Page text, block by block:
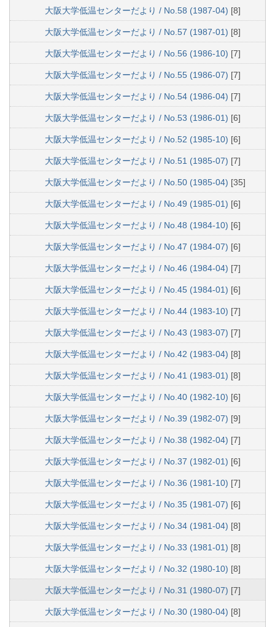
大阪大学低温センターだより / No.58 (1987-04) [8]
大阪大学低温センターだより / No.57 (1987-01) [8]
大阪大学低温センターだより / No.56 (1986-10) [7]
大阪大学低温センターだより / No.55 (1986-07) [7]
大阪大学低温センターだより / No.54 (1986-04) [7]
大阪大学低温センターだより / No.53 (1986-01) [6]
大阪大学低温センターだより / No.52 (1985-10) [6]
大阪大学低温センターだより / No.51 (1985-07) [7]
大阪大学低温センターだより / No.50 (1985-04) [35]
大阪大学低温センターだより / No.49 (1985-01) [6]
大阪大学低温センターだより / No.48 (1984-10) [6]
大阪大学低温センターだより / No.47 (1984-07) [6]
大阪大学低温センターだより / No.46 (1984-04) [7]
大阪大学低温センターだより / No.45 (1984-01) [6]
大阪大学低温センターだより / No.44 (1983-10) [7]
大阪大学低温センターだより / No.43 (1983-07) [7]
大阪大学低温センターだより / No.42 (1983-04) [8]
大阪大学低温センターだより / No.41 (1983-01) [8]
大阪大学低温センターだより / No.40 (1982-10) [6]
大阪大学低温センターだより / No.39 (1982-07) [9]
大阪大学低温センターだより / No.38 (1982-04) [7]
大阪大学低温センターだより / No.37 (1982-01) [6]
大阪大学低温センターだより / No.36 (1981-10) [7]
大阪大学低温センターだより / No.35 (1981-07) [6]
大阪大学低温センターだより / No.34 (1981-04) [8]
大阪大学低温センターだより / No.33 (1981-01) [8]
大阪大学低温センターだより / No.32 (1980-10) [8]
大阪大学低温センターだより / No.31 (1980-07) [7]
大阪大学低温センターだより / No.30 (1980-04) [8]